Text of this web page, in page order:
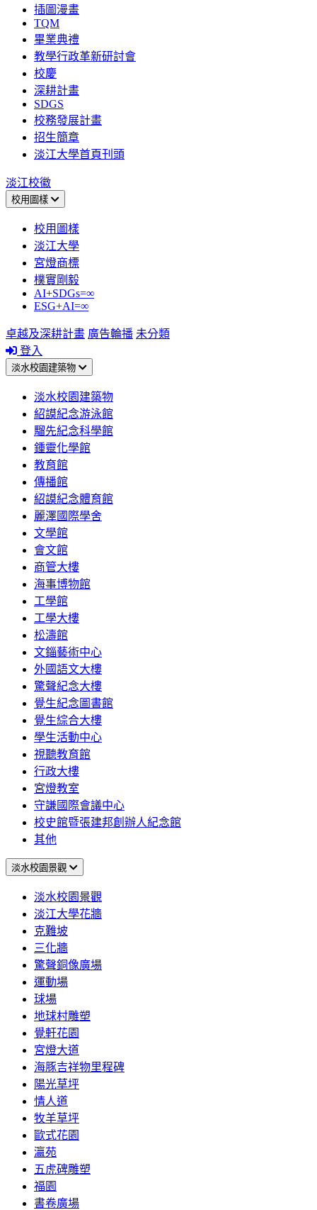
插圖漫畫
TQM
畢業典禮
教學行政革新研討會
校慶
深耕計畫
SDGS
校務發展計畫
招生簡章
淡江大學首頁刊頭
淡江校徽
校用圖樣
校用圖樣
淡江大學
宮燈商標
樸實剛毅
AI+SDGs=∞
ESG+AI=∞
卓越及深耕計畫 廣告輪播 未分類
登入
淡水校園建築物
淡水校園建築物
紹謨紀念游泳館
騮先紀念科學館
鍾靈化學館
教育館
傳播館
紹謨紀念體育館
麗澤國際學舍
文學館
會文館
商管大樓
海事博物館
工學館
工學大樓
松濤館
文錙藝術中心
外國語文大樓
驚聲紀念大樓
覺生紀念圖書館
覺生綜合大樓
學生活動中心
視聽教育館
行政大樓
宮燈教室
守謙國際會議中心
校史館暨張建邦創辦人紀念館
其他
淡水校園景觀
淡水校園景觀
淡江大學花牆
克難坡
三化牆
驚聲銅像廣場
運動場
球場
地球村雕塑
覺軒花園
宮燈大道
海豚吉祥物里程碑
陽光草坪
情人道
牧羊草坪
歐式花園
瀛苑
五虎碑雕塑
福園
書卷廣場